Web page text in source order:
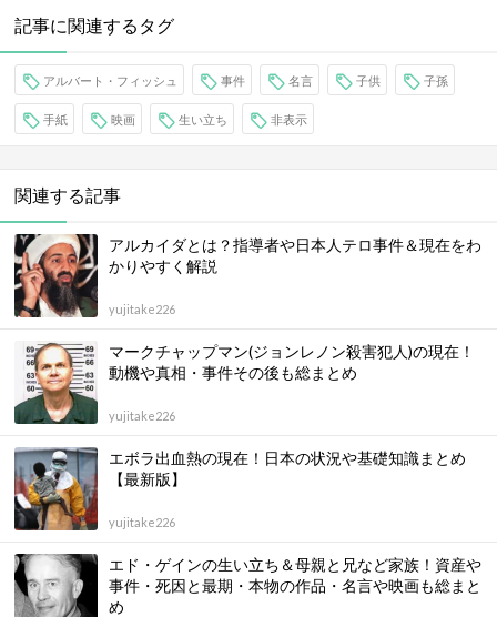
記事に関連するタグ
アルバート・フィッシュ 事件 名言 子供 子孫
手紙 映画 生い立ち 非表示
関連する記事
アルカイダとは？指導者や日本人テロ事件＆現在をわ
かりやすく解説
yujitake226
マークチャップマン(ジョンレノン殺害犯人)の現在！
動機や真相・事件その後も総まとめ
yujitake226
エボラ出血熱の現在！日本の状況や基礎知識まとめ
【最新版】
yujitake226
エド・ゲインの生い立ち＆母親と兄など家族！資産や
事件・死因と最期・本物の作品・名言や映画も総まと
め